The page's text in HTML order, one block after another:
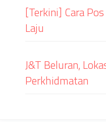
[Terkini] Cara
Laju
J&T Beluran,
Perkhidmatan